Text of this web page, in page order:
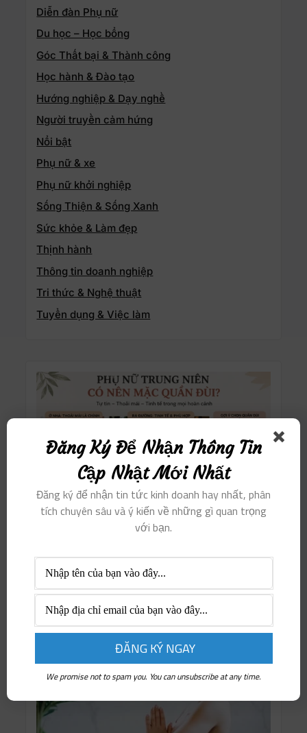
Diễn đàn Phụ nữ
Du học – Học bổng
Góc Thất bại & Thành công
Học hành & Đào tạo
Hướng nghiệp & Dạy nghề
Người truyền cảm hứng
Nổi bật
Phụ nữ & xe
Phụ nữ khởi nghiệp
Sống Thiện & Sống Xanh
Sức khỏe & Làm đẹp
Thịnh hành
Thông tin doanh nghiệp
Tri thức & Nghệ thuật
Tuyển dụng & Việc làm
Đăng Ký Để Nhận Thông Tin
Cập Nhật Mới Nhất
Đăng ký để nhận tin tức kinh doanh hay nhất, phân
tích chuyên sâu và ý kiến ​​về những gì quan trọng
với bạn.
We promise not to spam you. You can unsubscribe at any time.